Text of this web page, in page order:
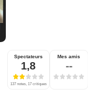
Spectateurs
1,8
137 notes, 17 critiques
Mes amis
--